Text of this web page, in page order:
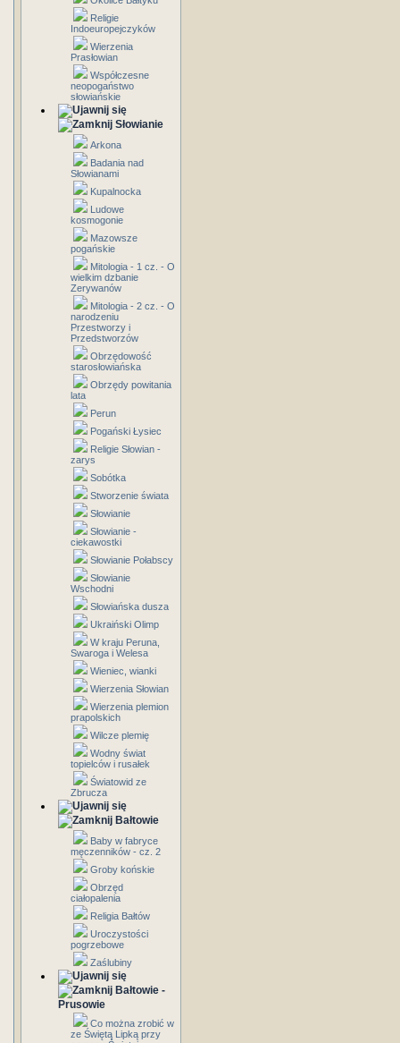
Religie
Indoeuropejczyków
Wierzenia
Prasłowian
Współczesne
neopogaństwo
słowiańskie
Słowianie
Arkona
Badania nad
Słowianami
Kupalnocka
Ludowe
kosmogonie
Mazowsze
pogańskie
Mitologia - 1 cz. - O
wielkim dzbanie
Zerywanów
Mitologia - 2 cz. - O
narodzeniu
Przestworzy i
Przedstworzów
Obrzędowość
starosłowiańska
Obrzędy powitania
lata
Perun
Pogański Łysiec
Religie Słowian -
zarys
Sobótka
Stworzenie świata
Słowianie
Słowianie -
ciekawostki
Słowianie Połabscy
Słowianie
Wschodni
Słowiańska dusza
Ukraiński Olimp
W kraju Peruna,
Swaroga i Welesa
Wieniec, wianki
Wierzenia Słowian
Wierzenia plemion
prapolskich
Wilcze plemię
Wodny świat
topielców i rusałek
Światowid ze
Zbrucza
Bałtowie
Baby w fabryce
męczenników - cz. 2
Groby końskie
Obrzęd
ciałopalenia
Religia Bałtów
Uroczystości
pogrzebowe
Zaślubiny
Bałtowie -
Prusowie
Co można zrobić w
ze Świętą Lipką przy